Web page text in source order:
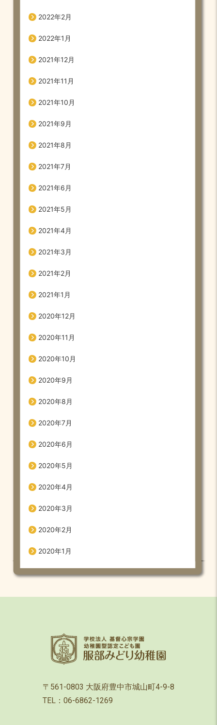
2022年2月
2022年1月
2021年12月
2021年11月
2021年10月
2021年9月
2021年8月
2021年7月
2021年6月
2021年5月
2021年4月
2021年3月
2021年2月
2021年1月
2020年12月
2020年11月
2020年10月
2020年9月
2020年8月
2020年7月
2020年6月
2020年5月
2020年4月
2020年3月
2020年2月
2020年1月
〒561-0803 大阪府豊中市城山町4-9-8
TEL：06-6862-1269